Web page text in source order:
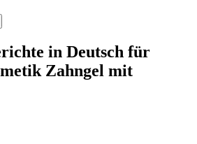
in Deutsch für
Zahngel mit